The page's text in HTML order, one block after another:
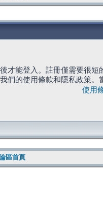
才能登入。註冊僅需要很
們的使用條款和隱私政策。
使用
區首頁